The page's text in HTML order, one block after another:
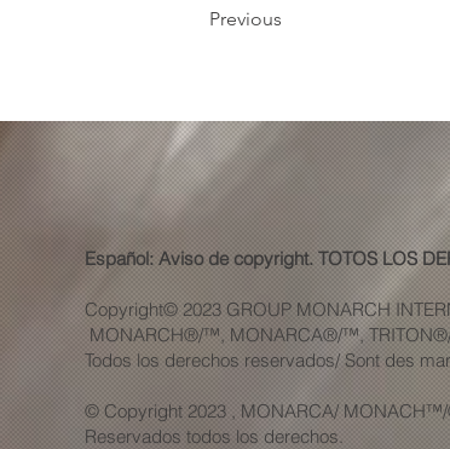
Previous
Español: Aviso de copyright. TOTOS LOS
Copyright© 2023 GROUP MONARCH
MONARCH®/™, MONARCA®/™,
Todos los derechos reservados/ Sont des
© Copyright 2023 , MONARCA/
Reservados todos los derechos.